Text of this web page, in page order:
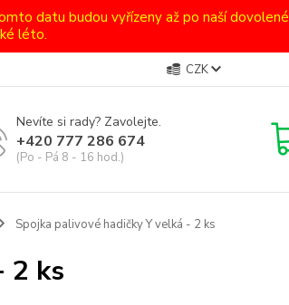
datu budou vyřízeny až po naší
léto.
CZK
Nevíte si rady? Zavolejte.
+420 777 286 674
(Po - Pá 8 - 16 hod.)
Spojka palivové hadičky Y velká - 2 ks
2 ks